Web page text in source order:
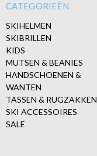
CATEGORIEËN
SKIHELMEN
SKIBRILLEN
KIDS
MUTSEN & BEANIES
HANDSCHOENEN &
WANTEN
TASSEN & RUGZAKKEN
SKI ACCESSOIRES
SALE